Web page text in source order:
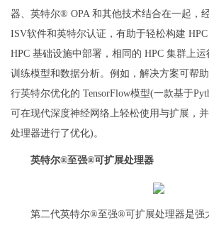
器、英特尔® OPA 和其他技术结合在一起，
ISV软件和英特尔认证，有助于轻松构建
HPC 基础设施中部署，相同的 HPC 集群上
训练模型和数据分析。例如，解决方案可帮
行英特尔优化的 TensorFlow模型(一款基于
可在现代深度神经网络上轻松使用与扩展，
处理器进行了优化)。
英特尔®至强®可扩展处理器
第二代英特尔®至强®可扩展处理器是强